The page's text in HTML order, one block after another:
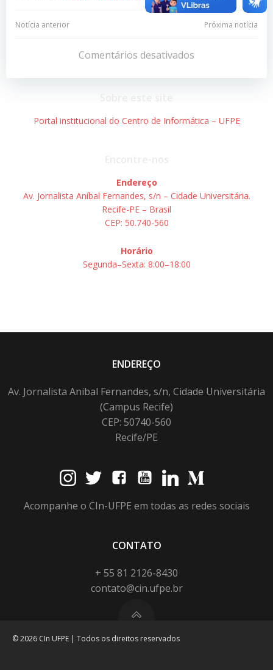
Navegação
Post
Notícia anterior
Navegação
de
Post
Próxima notícia
Comentários desativados
Portal institucional do Centro de Informática – UFPE
Endereço
Av. Jornalista Aníbal Fernandes, s/n – Cidade Universitária.
Recife-PE – Brasil
CEP: 50.740-560
Horário
Segunda–Sexta: 8:00–18:00
ENDEREÇO
Av. Jornalista Anibal Fernandes, s/n, Cidade Universitária
(Campus Recife)
CEP: 50740-560
Recife/PE
Acompanhe o CIn-UFPE em todas as redes sociais
CONTATO
+ 55 81 2126-8430
contato@cin.ufpe.br
© 2026 CIn UFPE | Todos os direitos reservados